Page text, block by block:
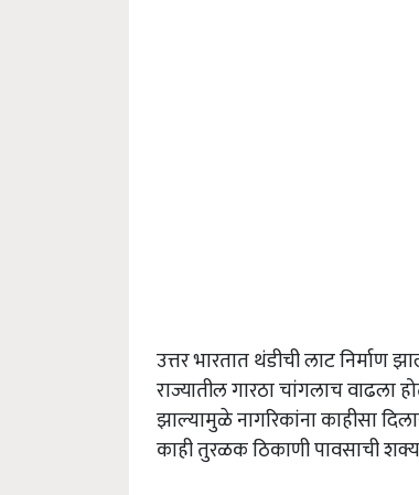
उत्तर भारतात थंडीची लाट निर्माण
राज्यातील गारठा चांगलाच वाढला
झाल्यामुळे नागरिकांना काहीसा
काही तुरळक ठिकाणी पावसाची